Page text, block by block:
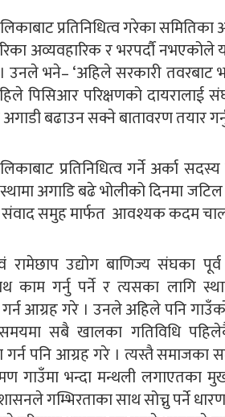
प्रतिनिधित्व गरेका
अव्यवहारिक र भरपर्दाै
उनले भने– ‘अहिले सरकारी
पिसिआर परिक्षणको
बढाउन सक्ने बातावरण तयार
प्रतिनिधित्व गर्ने अर्का
अगाडि बढे भोलीको दिनमा
संवाद समुह मार्फत आवश्यक कदम
रामेछाप उद्योग बाणिज्य संघका
काम गर्नु पर्ने र त्यसका लागि
गर्न आग्रह गरे । उनले अहिले पनि
सबै खालका गतिविधि
पनि आग्रह गरे । त्यस्तै
गाउँमा भन्दा मन्थली
गम्भिरताका साथ सोच्नु पर्ने